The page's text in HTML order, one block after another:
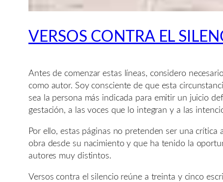
VERSOS CONTRA EL
Antes de comenzar estas líneas, considero
como autor. Soy consciente de que esta
sea la persona más indicada para emitir un juicio
gestación, a las voces que lo integran y a las
Por ello, estas páginas no pretenden ser una
obra desde su nacimiento y que ha tenido la
autores muy distintos.
Versos contra el silencio reúne a treinta y cinco